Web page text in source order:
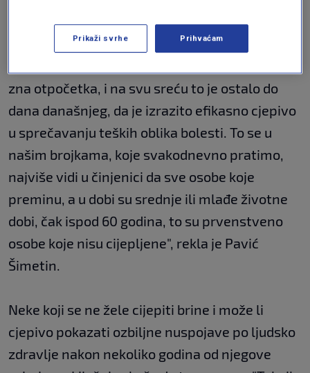
Govorila je i o učinkovitosti cjepiva.
zna otpočetka, i na svu sreću to je ostalo do
dana današnjeg, da je izrazito efikasno cjepivo
u sprečavanju teških oblika bolesti. To se u
našim brojkama, koje svakodnevno pratimo,
najviše vidi u činjenici da sve osobe koje
preminu, a u dobi su srednje ili mlađe životne
dobi, čak ispod 60 godina, to su prvenstveno
osobe koje nisu cijepljene", rekla je Pavić
Šimetin.
Neke koji se ne žele cijepiti brine i može li
cjepivo pokazati ozbiljne nuspojave po ljudsko
zdravlje nakon nekoliko godina od njegove
Prikaži svrhe Prihvaćam